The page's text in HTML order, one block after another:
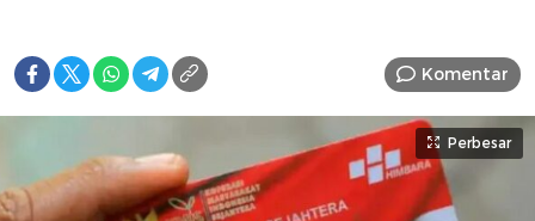
Komentar
Perbesar